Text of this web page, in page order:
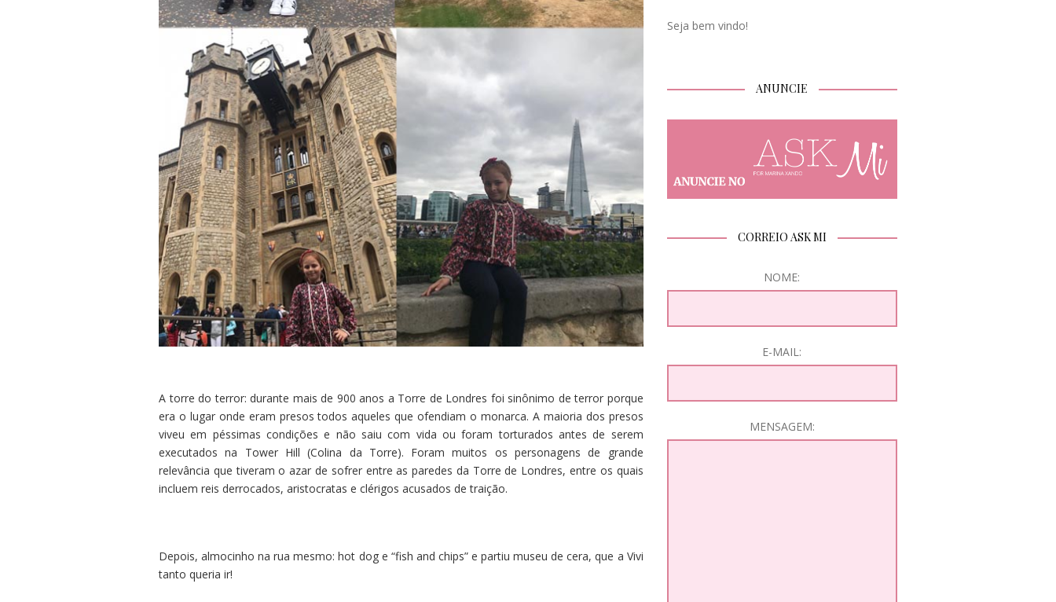
A torre do terror: durante mais de 900 anos a Torre de Londres foi sinônimo de terror porque
era o lugar onde eram presos todos aqueles que ofendiam o monarca. A maioria dos presos
viveu em péssimas condições e não saiu com vida ou foram torturados antes de serem
executados na Tower Hill (Colina da Torre). Foram muitos os personagens de grande
relevância que tiveram o azar de sofrer entre as paredes da Torre de Londres, entre os quais
incluem reis derrocados, aristocratas e clérigos acusados de traição.
Depois, almocinho na rua mesmo: hot dog e “fish and chips” e partiu museu de cera, que a Vivi
tanto queria ir!
Seja bem vindo!
ANUNCIE
CORREIO ASK MI
NOME:
E-MAIL:
MENSAGEM: